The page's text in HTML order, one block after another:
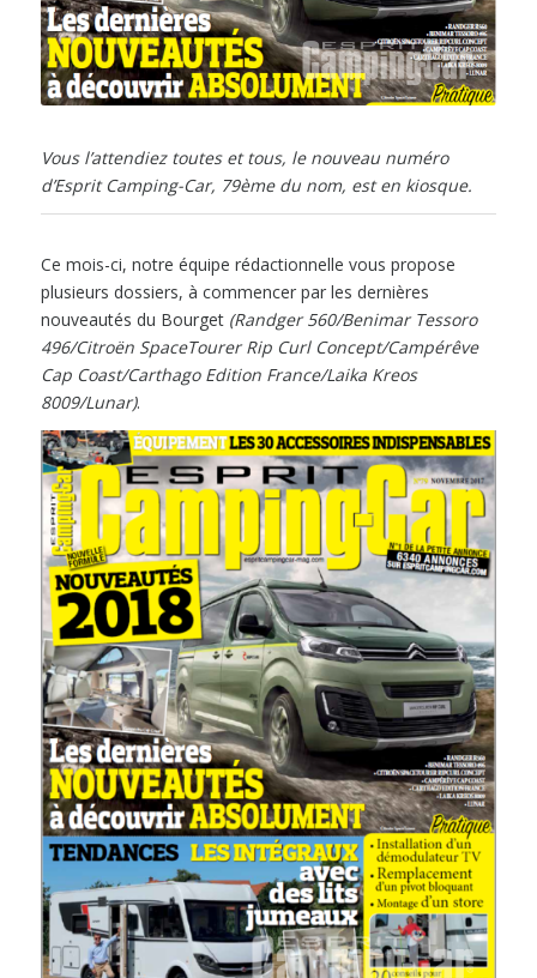
Vous l’attendiez toutes et tous, le nouveau numéro
d’Esprit Camping-Car, 79ème du nom, est en kiosque.
Ce mois-ci, notre équipe rédactionnelle vous propose
plusieurs dossiers, à commencer par les dernières
nouveautés du Bourget (Randger 560/Benimar Tessoro
496/Citroën SpaceTourer Rip Curl Concept/Campérêve
Cap Coast/Carthago Edition France/Laika Kreos
8009/Lunar).